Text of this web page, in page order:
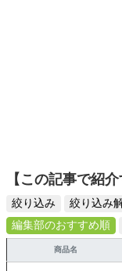
【この記事で紹
絞り込み
絞り込み
編集部のおすすめ順
商品名